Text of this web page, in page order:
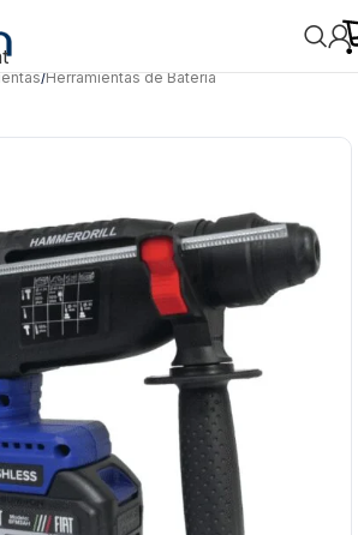
/Herramientas de Batería